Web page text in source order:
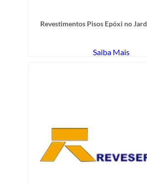
Revestimentos Pisos Epóxi no
Saiba Mais